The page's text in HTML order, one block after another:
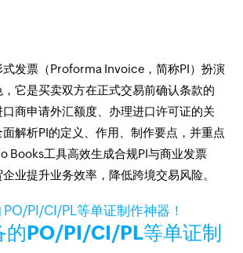
式发票（Proforma Invoice，简称PI）扮演
它是买卖双方在正式交易前确认条款的
商申请外汇额度、办理进口许可证的关
解析PI的定义、作用、制作要点，并重点
Books工具高效生成合规PI与商业发票
企业提升业务效率，降低跨境交易风险。
的PO/PI/CI/PL等单证制